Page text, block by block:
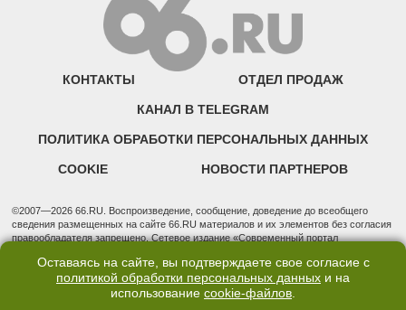
КОНТАКТЫ ОТДЕЛ ПРОДАЖ
КАНАЛ В TELEGRAM
ПОЛИТИКА ОБРАБОТКИ ПЕРСОНАЛЬНЫХ ДАННЫХ
COOKIE НОВОСТИ ПАРТНЕРОВ
©2007—2026 66.RU. Воспроизведение, сообщение, доведение до всеобщего
сведения размещенных на сайте 66.RU материалов и их элементов без согласия
правообладателя запрещено. Сетевое издание «Современный портал
надзору в сфере связи, информационных технологий и массовых коммуникаций
(Роскомнадзор). Регистрационный номер ЭЛ № ФС 77 - 76634 от 02.09.2019
Учредитель: Общество с ограниченной ответственностью "66.ру". Юридический
Оставаясь на сайте, вы подтверждаете свое согласие с
политикой обработки персональных данных и на
использование cookie-файлов.